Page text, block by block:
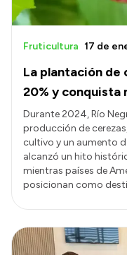
La plantación de
20% y conquista
Fruticultura 17 de
Durante 2024, Río
producción de
cultivo y un aumento
alcanzó un hito
mientras países de
posicionan como